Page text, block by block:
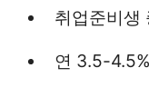
취업준비생
연 3.5-